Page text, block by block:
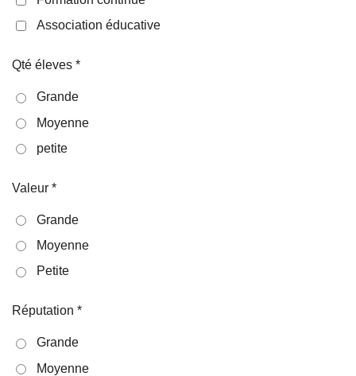
Association éducative
Qté éleves *
Grande
Moyenne
petite
Valeur *
Grande
Moyenne
Petite
Réputation *
Grande
Moyenne